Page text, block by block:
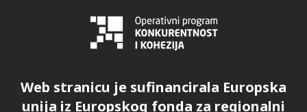
Web stranicu je sufinancirala Europska
unija iz Europskog fonda za regionalni